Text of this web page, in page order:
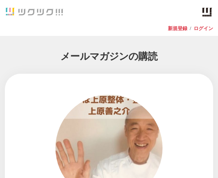
新規登録 / ログイン
メールマガジンの購読